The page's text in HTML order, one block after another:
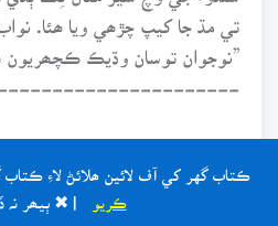
ڪتاب گهر کي آف لائين ھلائڻ لاءِ
| ✖ ٻيھر نہ
تي مڌ جا کيپ چڙھي ويا ھئا.
”نوجوان توسان وڌيڪ ڪچھريون
سارنگ اڄ ڏاڍو خوش ھو.
منصبداري ملي ھئي. ھو خوشيءَ